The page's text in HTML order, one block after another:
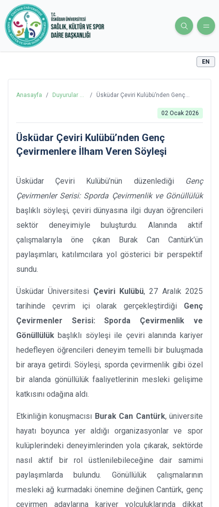
EN
Anasayfa /
Duyurular ve
/
Üsküdar Çeviri Kulübü’nden Genç
02 Ocak 2026
Üsküdar Çeviri Kulübü’nden Genç
Çevirmenlere İlham Veren Söyleşi
Üsküdar Çeviri Kulübü’nün düzenlediği
Genç
Çevirmenler Serisi: Sporda Çevirmenlik ve Gönüllülük
başlıklı söyleşi, çeviri dünyasına ilgi duyan öğrencileri
sektör deneyimiyle buluşturdu. Alanında aktif
çalışmalarıyla öne çıkan Burak Can Cantürk’ün
paylaşımları, katılımcılara yol gösterici bir perspektif
sundu.
Üsküdar Üniversitesi Çeviri Kulübü, 27 Aralık 2025
tarihinde çevrim içi olarak gerçekleştirdiği Genç
Çevirmenler Serisi: Sporda Çevirmenlik ve
Gönüllülük başlıklı söyleşi ile çeviri alanında kariyer
hedefleyen öğrencileri deneyim temelli bir buluşmada
bir araya getirdi. Söyleşi, sporda çevirmenlik gibi özel
bir alanda gönüllülük faaliyetlerinin mesleki gelişime
katkısını odağına aldı.
Etkinliğin konuşmacısı Burak Can Cantürk, üniversite
hayatı boyunca yer aldığı organizasyonlar ve spor
kulüplerindeki deneyimlerinden yola çıkarak, sektörde
nasıl aktif bir rol üstlenilebileceğine dair samimi
paylaşımlarda bulundu. Gönüllülük çalışmalarının
mesleki ağ kurmadaki önemine değinen Cantürk, genç
çevirmen adaylarına kariyer yolculuklarında dikkat